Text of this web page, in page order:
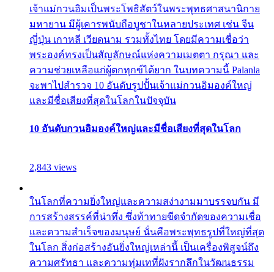
เจ้าแม่กวนอิมเป็นพระโพธิสัตว์ในพระพุทธศาสนานิกาย
มหายาน มีผู้เคารพนับถือบูชาในหลายประเทศ เช่น จีน
ญี่ปุ่น เกาหลี เวียดนาม รวมทั้งไทย โดยมีความเชื่อว่า
พระองค์ทรงเป็นสัญลักษณ์แห่งความเมตตา กรุณา และ
ความช่วยเหลือแก่ผู้ตกทุกข์ได้ยาก ในบทความนี้ Palanla
จะพาไปสำรวจ 10 อันดับรูปปั้นเจ้าแม่กวนอิมองค์ใหญ่
และมีชื่อเสียงที่สุดในโลกในปัจจุบัน
10 อันดับกวนอิมองค์ใหญ่และมีชื่อเสียงที่สุดในโลก
2,843 views
ในโลกที่ความยิ่งใหญ่และความสง่างามมาบรรจบกัน มี
การสร้างสรรค์ที่น่าทึ่ง ซึ่งท้าทายขีดจำกัดของความเชื่อ
และความสำเร็จของมนุษย์ นั่นคือพระพุทธรูปที่ใหญ่ที่สุด
ในโลก สิ่งก่อสร้างอันยิ่งใหญ่เหล่านี้ เป็นเครื่องพิสูจน์ถึง
ความศรัทธา และความทุ่มเทที่ฝังรากลึกในวัฒนธรรม